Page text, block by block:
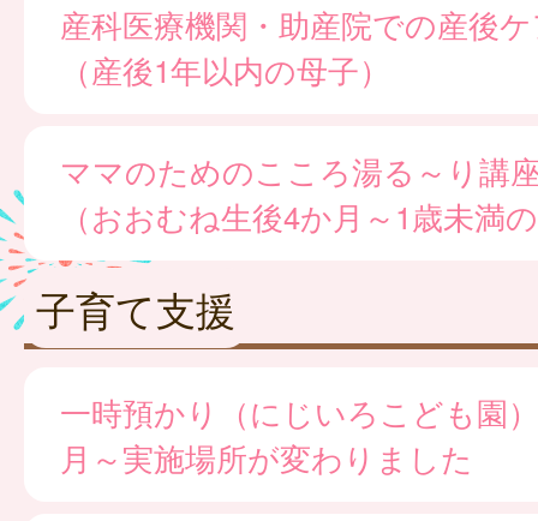
産科医療機関・助産院での産後
（産後1年以内の母子）
ママのためのこころ湯る～り講
（おおむね生後4か月～1歳未満
子育て支援
一時預かり（にじいろこども園
月～実施場所が変わりました